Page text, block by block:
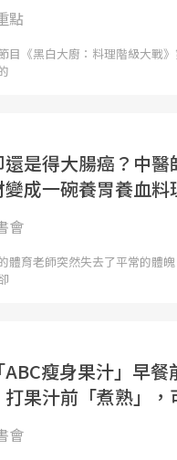
點
目《黑白大廚：料理階級大戰
還是得大腸癌？中
成一碗養胃養血料
會
體育老師突然失去了平常的體
瘦身果汁」早餐
果汁前「煮熟」
會
心議題。然